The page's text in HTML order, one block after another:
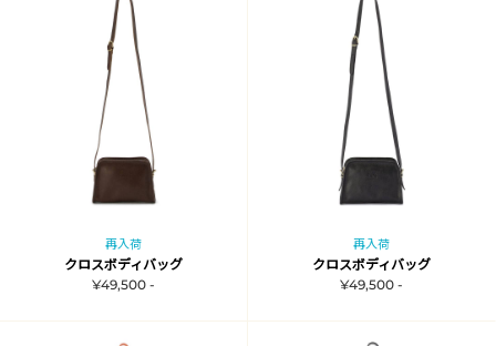
再入荷
クロスボディバッグ
¥49,500 -
再入荷
クロスボディバッグ
¥49,500 -